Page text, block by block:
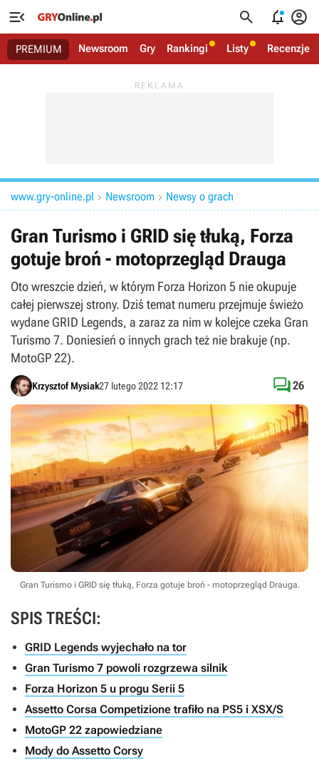
   
PREMIUM Newsroom Gry Rankingi Listy Recenzje
www.gry-online.pl  Newsroom  Newsy o grach
Gran Turismo i GRID się tłuką, Forza
gotuje broń - motoprzegląd Drauga
Oto wreszcie dzień, w którym Forza Horizon 5 nie okupuje
całej pierwszej strony. Dziś temat numeru przejmuje świeżo
wydane GRID Legends, a zaraz za nim w kolejce czeka Gran
Turismo 7. Doniesień o innych grach też nie brakuje (np.
MotoGP 22).
Krzysztof Mysiak27 lutego 2022 12:17 26
Gran Turismo i GRID się tłuką, Forza gotuje broń - motoprzegląd Drauga.
SPIS TREŚCI:
GRID Legends wyjechało na tor
Gran Turismo 7 powoli rozgrzewa silnik
Forza Horizon 5 u progu Serii 5
Assetto Corsa Competizione trafiło na PS5 i XSX/S
MotoGP 22 zapowiedziane
Mody do Assetto Corsy